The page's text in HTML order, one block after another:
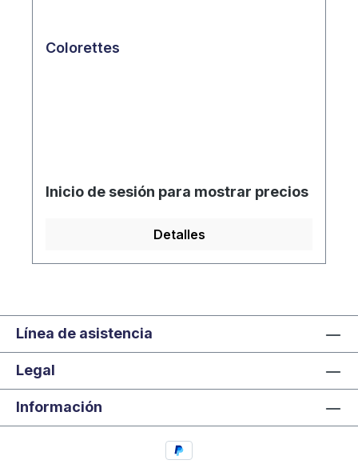
Colorettes
Inicio de sesión para mostrar precios
Detalles
Línea de asistencia
Legal
Información